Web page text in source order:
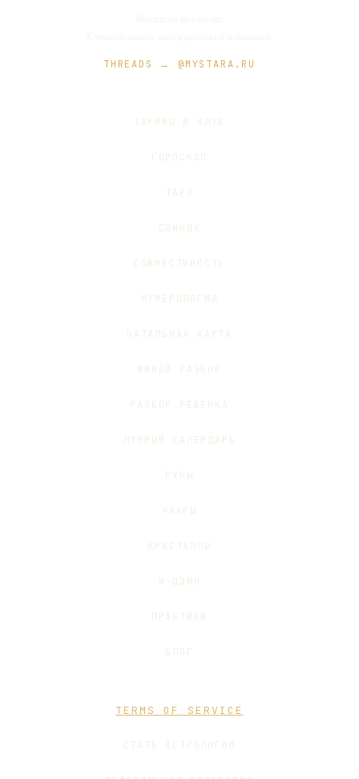
THREADS → @MYSTARA.RU
ТАРИФЫ И КЛУБ
ГОРОСКОП
ТАРО
СОННИК
СОВМЕСТИМОСТЬ
НУМЕРОЛОГИЯ
НАТАЛЬНАЯ КАРТА
ЖИВОЙ РАЗБОР
РАЗБОР РЕБЁНКА
ЛУННЫЙ КАЛЕНДАРЬ
РУНЫ
ЧАКРЫ
КРИСТАЛЛЫ
И-ЦЗИН
ПРАКТИКИ
БЛОГ
TERMS OF SERVICE
СТАТЬ АСТРОЛОГОМ